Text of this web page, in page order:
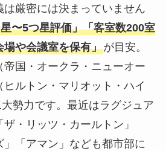
は厳密には決まっていません
〜5つ星評価」「客室数200室
や会議室を保有」が目安。
帝国・オークラ・ニューオー
ルトン・マリオット・ハイ
勢力です。最近はラグジュア
・リッツ・カールトン」
」「アマン」なども都市部に